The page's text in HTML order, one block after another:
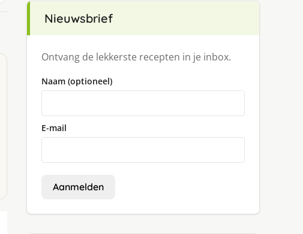
Nieuwsbrief
Ontvang de lekkerste recepten in je inbox.
Naam (optioneel)
E-mail
Aanmelden